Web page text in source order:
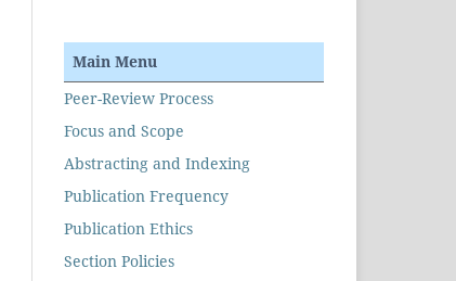
Main Menu
Peer-Review Process
Focus and Scope
Abstracting and Indexing
Publication Frequency
Publication Ethics
Section Policies